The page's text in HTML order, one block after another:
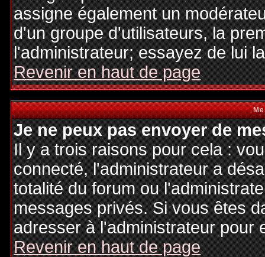
assigne également un
d'un groupe d'utilisateurs, la
l'administrateur; essayez de lui
Revenir en haut de page
Je ne peux pas envoyer de
Il y a trois raisons pour cela :
connecté, l'administrateur a
totalité du forum ou
messages privés. Si vous êtes
adresser à l'administrateur pour
Revenir en haut de page